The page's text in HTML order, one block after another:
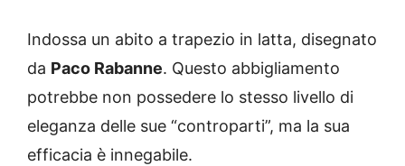
Indossa un abito a trapezio in latta, disegnato
da Paco Rabanne. Questo abbigliamento
potrebbe non possedere lo stesso livello di
eleganza delle sue “controparti”, ma la sua
efficacia è innegabile.